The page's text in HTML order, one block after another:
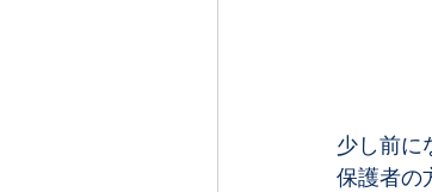
少し前に
保護者の